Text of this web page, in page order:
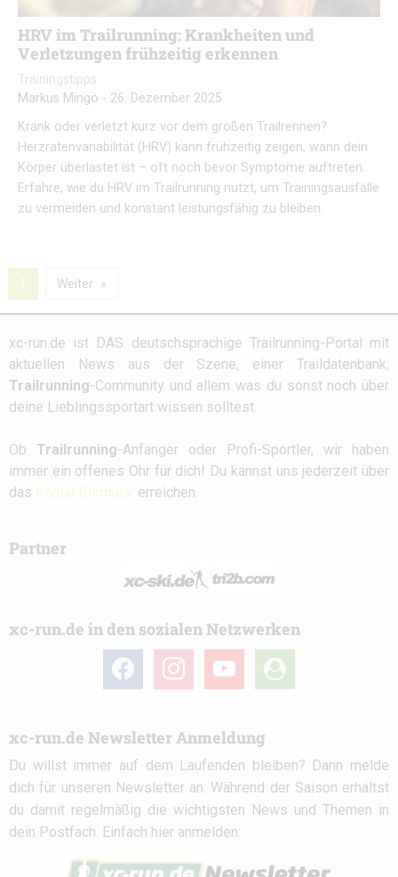
HRV im Trailrunning: Krankheiten und
Verletzungen frühzeitig erkennen
Trainingstipps
Markus Mingo - 26. Dezember 2025
Krank oder verletzt kurz vor dem großen Trailrennen?
Herzratenvariabilität (HRV) kann frühzeitig zeigen, wann dein
Körper überlastet ist – oft noch bevor Symptome auftreten.
Erfahre, wie du HRV im Trailrunning nutzt, um Trainingsausfälle
zu vermeiden und konstant leistungsfähig zu bleiben.
1 Weiter
xc-run.de ist DAS deutschsprachige Trailrunning-Portal mit
aktuellen News aus der Szene, einer Traildatenbank,
Trailrunning-Community und allem was du sonst noch über
deine Lieblingssportart wissen solltest.
Ob Trailrunning-Anfänger oder Profi-Sportler, wir haben
immer ein offenes Ohr für dich! Du kannst uns jederzeit über
das Kontaktformular erreichen.
Partner
xc-run.de in den sozialen Netzwerken
facebook instagramyoutube
user-
circle
xc-run.de Newsletter Anmeldung
Du willst immer auf dem Laufenden bleiben? Dann melde
dich für unseren Newsletter an. Während der Saison erhältst
du damit regelmäßig die wichtigsten News und Themen in
dein Postfach. Einfach hier anmelden: